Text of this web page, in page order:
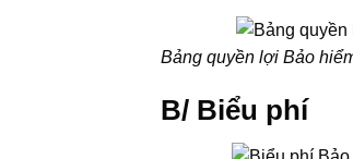
Bảng quyền lợi Bảo
B/ Biểu phí